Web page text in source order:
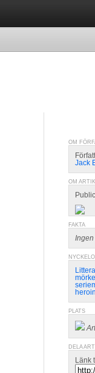
OM
Jack
OM
FAKTA
Ingen
PLATS
DELA
Länk